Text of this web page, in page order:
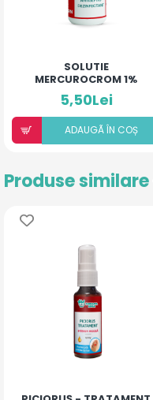
SOLUTIE
MERCUROCROM 1%
5,50Lei
ADAUGÃ ÎN COȘ
Produse similare